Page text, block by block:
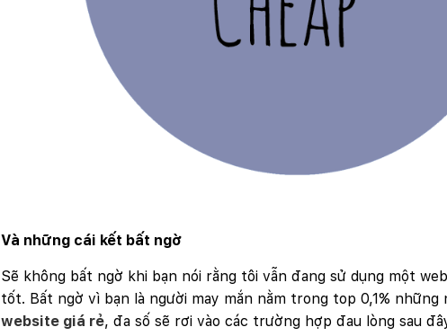
Và những cái kết bất ngờ
Sẽ không bất ngờ khi bạn nói rằng tôi vẫn đang sử dụng một
tốt. Bất ngờ vì bạn là người may mắn nằm trong top 0,1%
website giá rẻ, đa số sẽ rơi vào các trường hợp đau lòng sau